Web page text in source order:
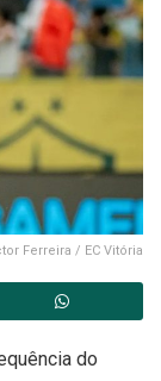
Ferreira / EC Vitória
do